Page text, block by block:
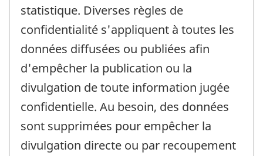
statistique. Diverses règles de
confidentialité s'appliquent à toutes les
données diffusées ou publiées afin
d'empêcher la publication ou la
divulgation de toute information jugée
confidentielle. Au besoin, des données
sont supprimées pour empêcher la
divulgation directe ou par recoupement